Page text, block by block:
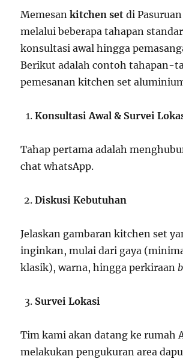
Memesankitchen set di
melalui beberapa tahapan
konsultasi awal hingga
Berikut adalah contoh tahapan-
pemesanan kitchen set
Konsultasi Awal & Survei
Tahap pertama adalah
chat whatsApp.
Diskusi Kebutuhan
Jelaskan gambaran kitchen set
inginkan, mulai dari gaya
klasik), warna, hingga perkiraan
Survei Lokasi
Tim kami akan datang ke rumah
melakukan pengukuran area